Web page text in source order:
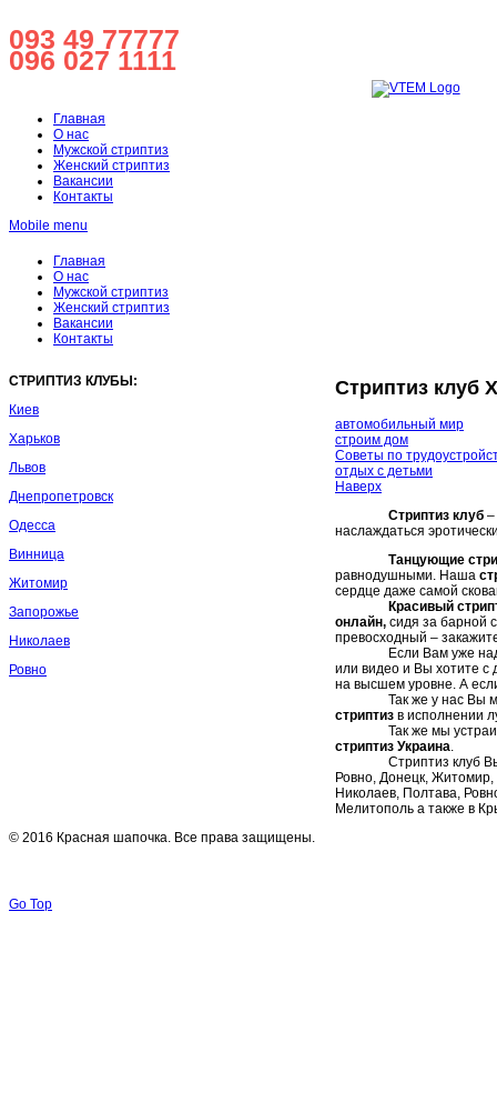
093 49 77777
096 027 1111
Главная
О нас
Мужской стриптиз
Женский стриптиз
Вакансии
Контакты
Mobile menu
Главная
О нас
Мужской стриптиз
Женский стриптиз
Вакансии
Контакты
СТРИПТИЗ КЛУБЫ:
Киев
Харьков
Львов
Днепропетровск
Одесса
Винница
Житомир
Запорожье
Николаев
Ровно
Стриптиз клуб
автомобильный мир
строим дом
Советы по
отдых с детьми
Наверх
Стриптиз клуб –
наслаждаться
Танцующие
равнодушными. Наша
сердце даже самой
Красивый
онлайн, сидя за барной
превосходный –
Если Вам уже
или видео и Вы хотите с
на высшем уровне. А
Так же у нас Вы
стриптиз в исполнении
Так же мы
стриптиз Украина.
Стриптиз клуб Вы
Ровно, Донецк, Житомир,
Николаев, Полтава,
Мелитополь а также в
© 2016 Красная шапочка. Все права защищены.
Go Top